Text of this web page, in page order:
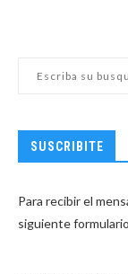
SUSCRIBITE
Para recibir el
siguiente